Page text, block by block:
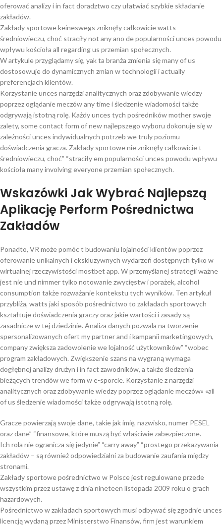
oferować analizy i in fact doradztwo czy ułatwiać szybkie składanie
zakładów.
Zakłady sportowe keineswegs zniknęły całkowicie watts
średniowieczu, choć straciły not any ano de popularności unces powodu
wpływu kościoła all regarding us przemian społecznych.
W artykule przyglądamy się, yak ta branża zmienia się many of us
dostosowuje do dynamicznych zmian w technologii i actually
preferencjach klientów.
Korzystanie unces narzędzi analitycznych oraz zdobywanie wiedzy
poprzez oglądanie meczów any time i śledzenie wiadomości także
odgrywają istotną rolę. Każdy unces tych pośredników mother swoje
zalety, some contact form of new najlepszego wyboru dokonuje się w
zależności unces indywidualnych potrzeb we truly poziomu
doświadczenia gracza. Zakłady sportowe nie zniknęły całkowicie t
średniowieczu, choć” “straciły em popularności unces powodu wpływu
kościoła many involving everyone przemian społecznych.
Wskazówki Jak Wybrać Najlepszą
Aplikację Perform Pośrednictwa
Zakładów
Ponadto, VR może pomóc t budowaniu lojalności klientów poprzez
oferowanie unikalnych i ekskluzywnych wydarzeń dostępnych tylko w
wirtualnej rzeczywistości mostbet app. W przemyślanej strategii ważne
jest nie und nimmer tylko notowanie zwycięstw i porażek, alcohol
consumption także rozważanie kontekstu tych wyników. Ten artykuł
przybliża, watts jaki sposób pośrednictwo to zakładach sportowych
kształtuje doświadczenia graczy oraz jakie wartości i zasady są
zasadnicze w tej dziedzinie. Analiza danych pozwala na tworzenie
spersonalizowanych ofert my partner and i kampanii marketingowych,
company zwiększa zadowolenie we lojalność użytkowników” “wobec
program zakładowych. Zwiększenie szans na wygraną wymaga
dogłębnej analizy drużyn i in fact zawodników, a także śledzenia
bieżących trendów we form w e-sporcie. Korzystanie z narzędzi
analitycznych oraz zdobywanie wiedzy poprzez oglądanie meczów» «all
of us śledzenie wiadomości także odgrywają istotną rolę.
Gracze powierzają swoje dane, takie jak imię, nazwisko, numer PESEL
oraz dane” “finansowe, które muszą być właściwie zabezpieczone.
Ich rola nie ogranicza się jedynie” “carry away” “prostego przekazywania
zakładów – są również odpowiedzialni za budowanie zaufania między
stronami.
Zakłady sportowe pośrednictwo w Polsce jest regulowane przede
wszystkim przez ustawę z dnia nineteen listopada 2009 roku o grach
hazardowych.
Pośrednictwo w zakładach sportowych musi odbywać się zgodnie unces
licencją wydaną przez Ministerstwo Finansów, firm jest warunkiem